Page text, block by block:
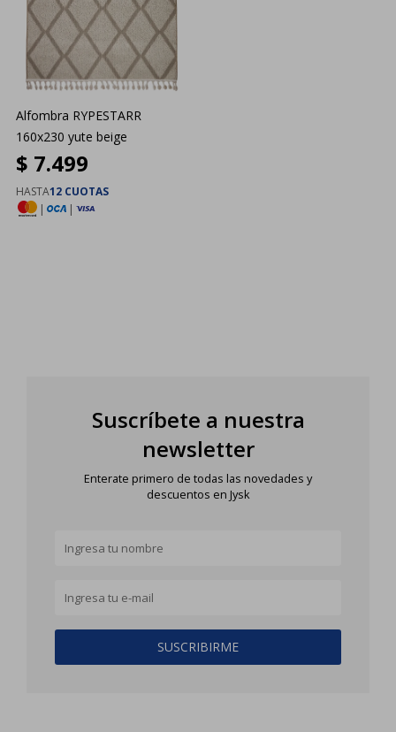
Alfombra RYPESTARR
160x230 yute beige
$ 7.499
HASTA12 CUOTAS
|
|
Suscríbete a nuestra
newsletter
Enterate primero de todas las novedades y
descuentos en Jysk
SUSCRIBIRME